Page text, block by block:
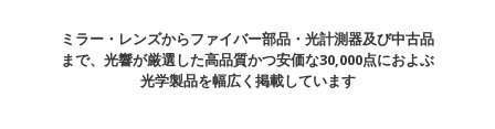
ミラー・レンズからファイバー部品・光計測器及び中古品
まで、光響が厳選した高品質かつ安価な30,000点におよぶ
光学製品を幅広く掲載しています